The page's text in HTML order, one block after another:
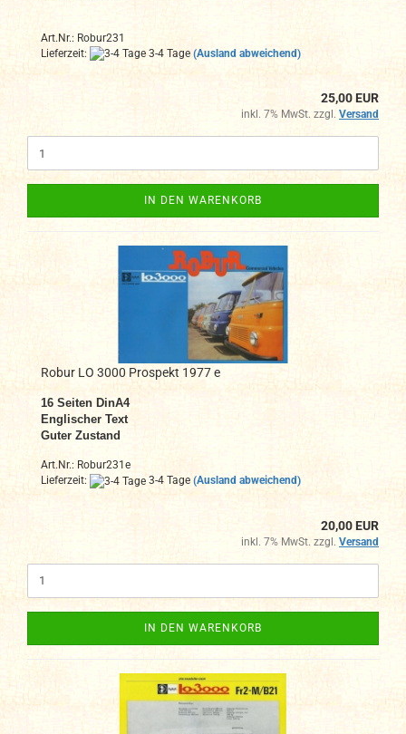
Art.Nr.: Robur231
Lieferzeit:
3-4 Tage (Ausland abweichend)
25,00 EUR
inkl. 7% MwSt. zzgl. Versand
IN DEN WARENKORB
Robur LO 3000 Prospekt 1977 e
16 Seiten DinA4
Englischer Text
Guter Zustand
Art.Nr.: Robur231e
Lieferzeit:
3-4 Tage (Ausland abweichend)
20,00 EUR
inkl. 7% MwSt. zzgl. Versand
IN DEN WARENKORB